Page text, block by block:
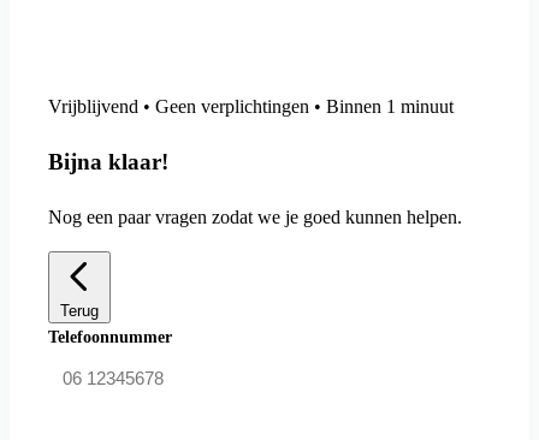
Vrijblijvend • Geen verplichtingen • Binnen 1 minuut
Bijna klaar!
Nog een paar vragen zodat we je goed kunnen helpen.
Terug
Telefoonnummer